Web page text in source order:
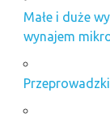
Małe i duże
wynajem